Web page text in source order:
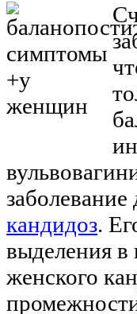
кандидоз.
выделения
женского